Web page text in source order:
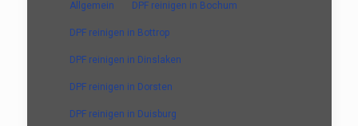
Allgemein DPF reinigen in Bochum
DPF reinigen in Bottrop
DPF reinigen in Dinslaken
DPF reinigen in Dorsten
DPF reinigen in Duisburg